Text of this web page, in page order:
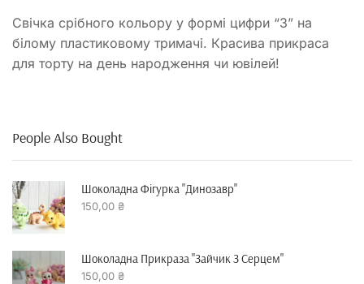
Свічка срібного кольору у формі цифри “3” на
білому пластиковому тримачі. Красива прикраса
для торту на день народження чи ювілей!
People Also Bought
Шоколадна Фігурка "динозавр"
150,00 ₴
Шоколадна Прикраза "зайчик З Серцем"
150,00 ₴